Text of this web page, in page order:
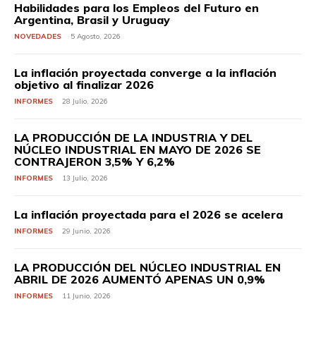
Habilidades para los Empleos del Futuro en
Argentina, Brasil y Uruguay
NOVEDADES 5 Agosto, 2026
La inflación proyectada converge a la inflación
objetivo al finalizar 2026
INFORMES 28 Julio, 2026
LA PRODUCCIÓN DE LA INDUSTRIA Y DEL
NÚCLEO INDUSTRIAL EN MAYO DE 2026 SE
CONTRAJERON 3,5% Y 6,2%
INFORMES 13 Julio, 2026
La inflación proyectada para el 2026 se acelera
INFORMES 29 Junio, 2026
LA PRODUCCIÓN DEL NÚCLEO INDUSTRIAL EN
ABRIL DE 2026 AUMENTÓ APENAS UN 0,9%
INFORMES 11 Junio, 2026